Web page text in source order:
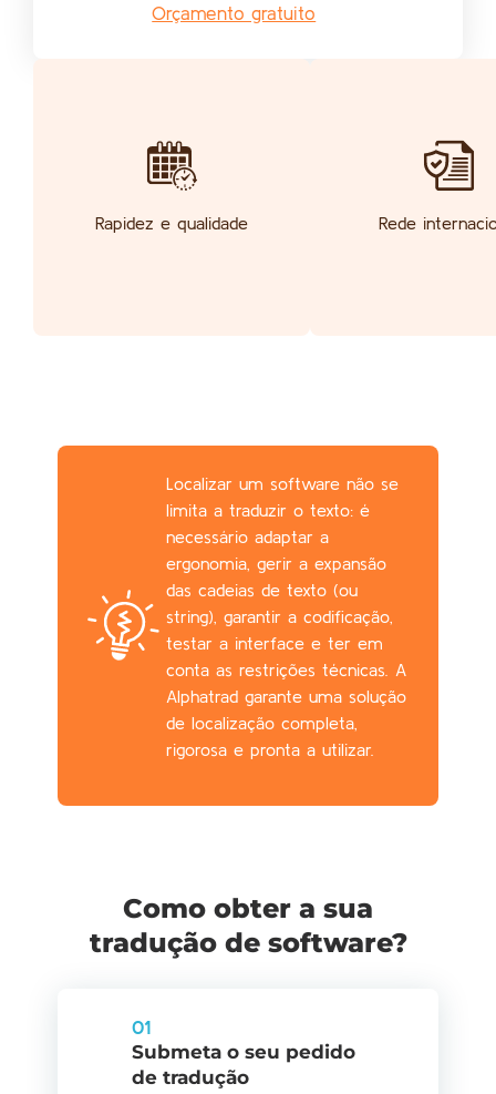
Rapidez e qualidade Rede
Orçamento gratuito
Localizar um software não se
limita a traduzir o texto: é
necessário adaptar a
ergonomia, gerir a expansão
das cadeias de texto (ou
string), garantir a codificação,
testar a interface e ter em
conta as restrições técnicas. A
Alphatrad garante uma solução
de localização completa,
rigorosa e pronta a utilizar.
Como obter a sua
tradução de software?
01
Submeta o seu pedido
de tradução